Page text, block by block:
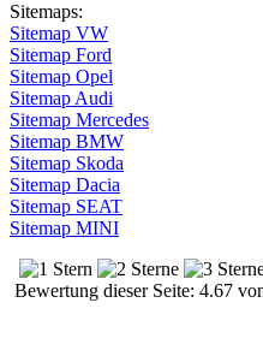
Sitemaps:
Sitemap VW
Sitemap Ford
Sitemap Opel
Sitemap Audi
Sitemap Mercedes
Sitemap BMW
Sitemap Skoda
Sitemap Dacia
Sitemap SEAT
Sitemap MINI
Bewertung dieser Seite: 4.67